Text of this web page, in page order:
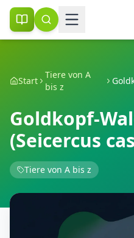
Start
Tiere von A
bis z
Goldkopf-
(Seicercus
Tiere von A bis z